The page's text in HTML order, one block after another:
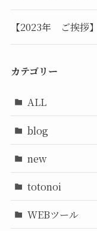
【2023年 ご挨拶】
カテゴリー
ALL
blog
new
totonoi
WEBツール